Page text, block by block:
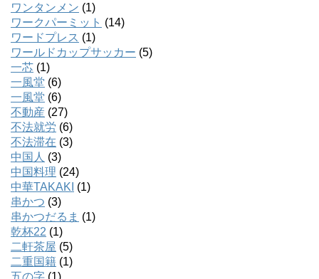
ワンタンメン (1)
ワークパーミット (14)
ワードプレス (1)
ワールドカップサッカー (5)
一芯 (1)
一風堂 (6)
一風堂 (6)
不動産 (27)
不法就労 (6)
不法滞在 (3)
中国人 (3)
中国料理 (24)
中華TAKAKI (1)
串かつ (3)
串かつだるま (1)
乾杯22 (1)
二軒茶屋 (5)
二重国籍 (1)
五の字 (1)